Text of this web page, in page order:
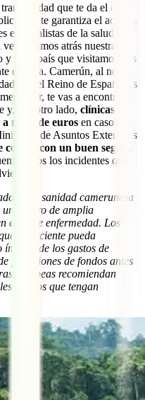
que te da el estar
que te garantiza el acceso,
especialistas de la salud en
dejamos atrás nuestras
y cada país que visitamos nos
distinta. Camerún, al no
con el Reino de España, es
lugar, te vas a encontrar
y, por otro lado, clínicas
miles de euros en casos de
de Asuntos Exteriores
con un buen seguro
todos los incidentes que
de la sanidad camerunesa
seguro de amplia
caso de enfermedad. Los
el paciente pueda
de los gastos de
provisiones de fondos antes
europeas recomiendan
con los que tengan